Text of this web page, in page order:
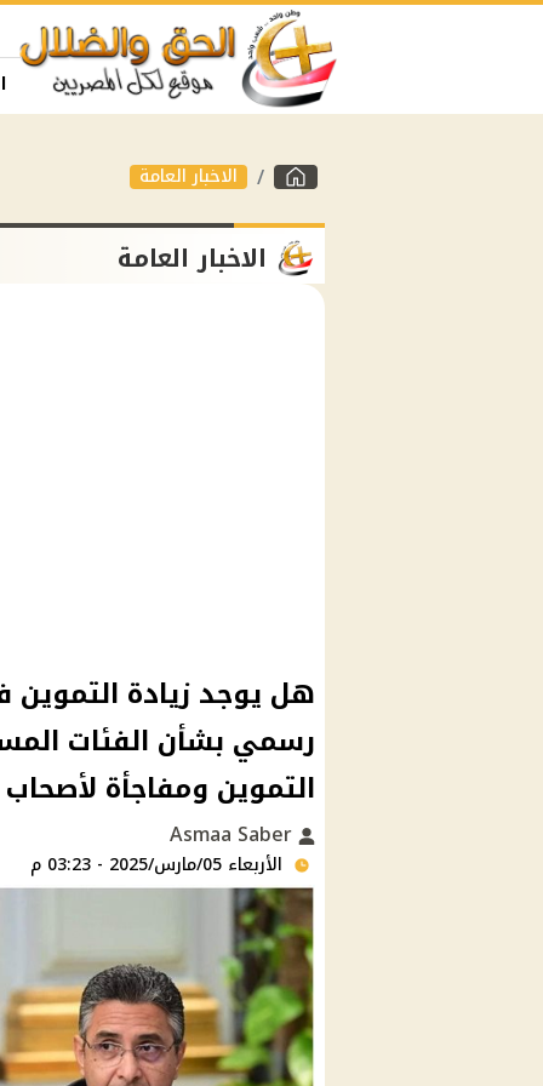
الاخبار العامة
الاخبار العامة
هل يوجد زيادة
رسمي بشأن الفئات
التموين ومفاجأة
الأربعاء 05/مارس/2025 - 03:23 م